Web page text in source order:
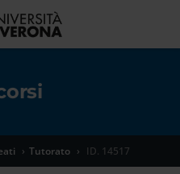
Tutorato ID. 14517